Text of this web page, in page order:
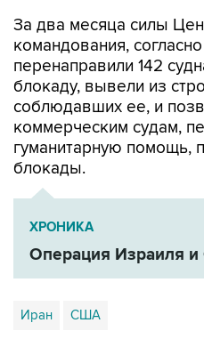
За два месяца силы
командования,
перенаправили 142
блокаду, вывели из
соблюдавших ее, и
коммерческим судам,
гуманитарную помощь,
блокады.
ХРОНИКА
Операция Израиля
Иран США